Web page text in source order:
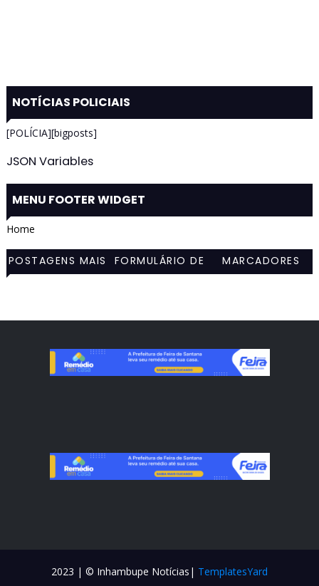
NOTÍCIAS POLICIAIS
[POLÍCIA][bigposts]
JSON Variables
MENU FOOTER WIDGET
Home
POSTAGENS MAIS
FORMULÁRIO DE
MARCADORES
2023 | © Inhambupe Notícias| TemplatesYard